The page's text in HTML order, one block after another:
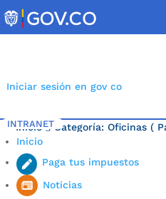
to
content
Iniciar sesión en gov co
INTRANET
Inicio
Paga tus impuestos
Noticias
Inicio 5 Categoría: Oficinas (
Última noticia.